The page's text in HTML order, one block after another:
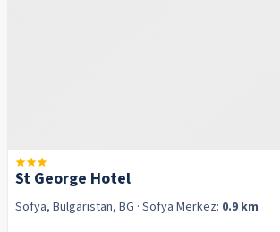
St George Hotel
Sofya, Bulgaristan, BG · Sofya Merkez: 0.9 km